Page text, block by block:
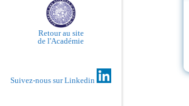
Retour au site
de l'Académie
Suivez-nous sur Linkedin